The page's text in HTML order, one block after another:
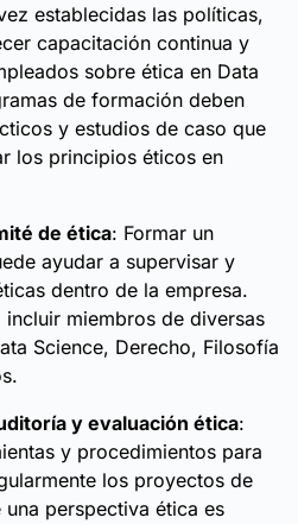
establecidas las políticas,
capacitación continua y
sobre ética en Data
de formación deben
y estudios de caso que
los principios éticos en
de ética: Formar un
ayudar a supervisar y
dentro de la empresa.
incluir miembros de diversas
Science, Derecho, Filosofía
y evaluación ética:
y procedimientos para
los proyectos de
una perspectiva ética es